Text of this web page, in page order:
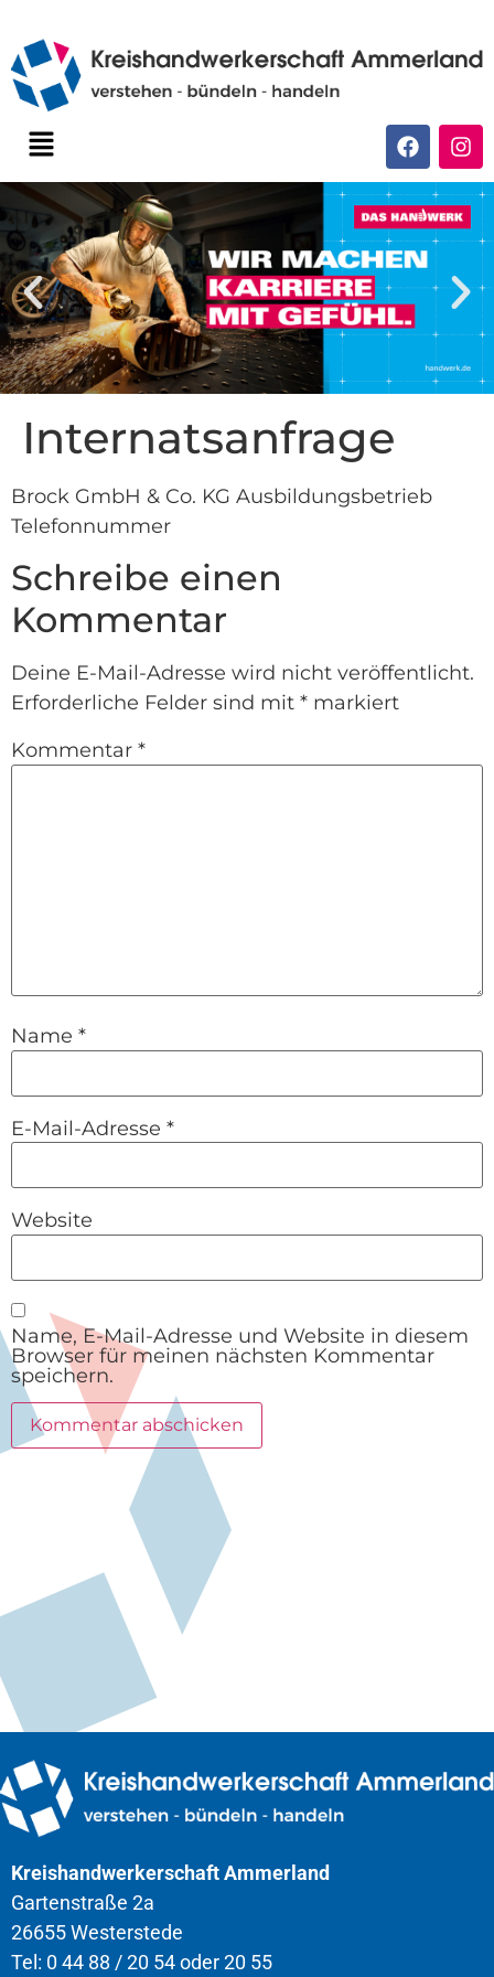
Internatsanfrage
Brock GmbH & Co. KG Ausbildungsbetrieb
Telefonnummer
Schreibe einen
Kommentar
Deine E-Mail-Adresse wird nicht veröffentlicht.
Erforderliche Felder sind mit * markiert
Kommentar *
Name *
E-Mail-Adresse *
Website
Name, E-Mail-Adresse und Website in diesem
Browser für meinen nächsten Kommentar
speichern.
Kreishandwerkerschaft Ammerland
Gartenstraße 2a
26655 Westerstede
Tel: 0 44 88 / 20 54 oder 20 55